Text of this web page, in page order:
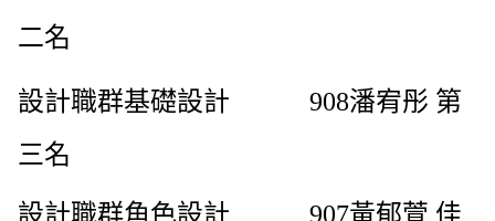
二名
設計職群基礎設計 908潘宥彤 第
三名
設計職群角色設計 907黃郁萱 佳